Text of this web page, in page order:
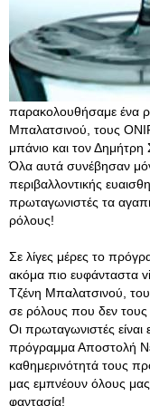
παρακολουθήσαμε ένα
Μπαλατσινού, τους
μπάνιο και τον Δημήτρη
Όλα αυτά συνέβησαν
περιβαλλοντικής
πρωταγωνιστές τα
ρόλους!
Σε λίγες μέρες το
ακόμα πιο ευφάνταστα
Τζένη Μπαλατσινού,
σε ρόλους που δεν τους
Οι πρωταγωνιστές
πρόγραμμα Αποστολή
καθημερινότητά τους
μας εμπνέουν όλους μας
φαντασία!